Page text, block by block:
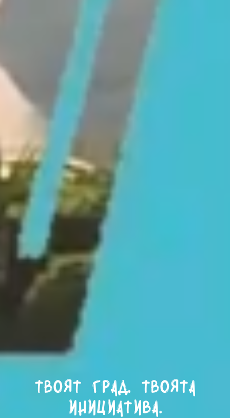
Твоят град. Твоята
инициатива.